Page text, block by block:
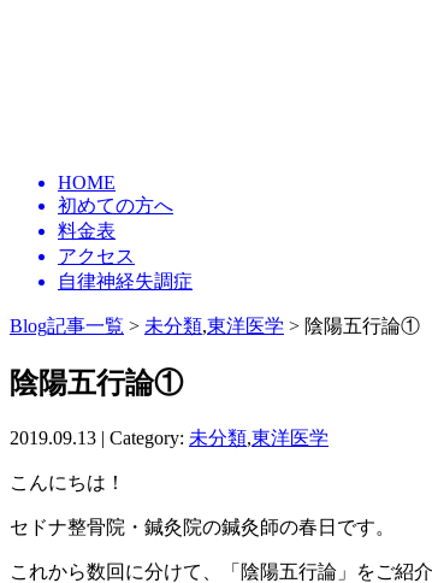
HOME
初めての方へ
料金表
アクセス
自律神経失調症
Blog記事一覧 > 未分類,東洋医学 > 陰陽五行論①
陰陽五行論①
2019.09.13 | Category: 未分類,東洋医学
こんにちは！
セドナ整骨院・鍼灸院の鍼灸師の春日です。
これから数回に分けて、「陰陽五行論」をご紹